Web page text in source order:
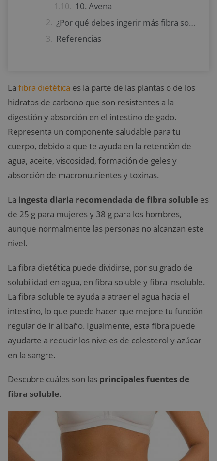
10. Avena
¿Por qué debes ingerir más fibra soluble?
Referencias
La fibra dietética es la parte de las plantas o de los
hidratos de carbono que son resistentes a la
digestión y absorción en el intestino delgado.
Representa un componente saludable para tu
cuerpo, debido a que te ayuda en la retención de
agua, aceite, viscosidad, formación de geles y
absorción de macronutrientes y toxinas.
La ingesta diaria recomendada de fibra soluble es
de 25 g para mujeres y 38 g para los hombres,
aunque normalmente las personas no alcanzan este
nivel.
La fibra dietética puede dividirse, por su grado de
solubilidad en agua, en fibra soluble y fibra insoluble.
La fibra soluble te ayuda a atraer el agua hacia el
intestino, lo que puede hacer que mejore tu función
regular de ir al baño. Igualmente, esta fibra puede
ayudarte a reducir los niveles de colesterol y azúcar
en la sangre.
Descubre cuáles son las principales fuentes de
fibra soluble.